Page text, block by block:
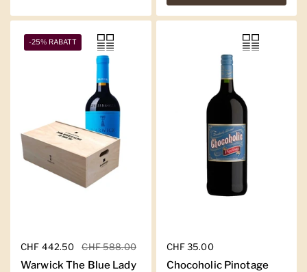
Regulärer Preis
CHF 442.50 Sale-Preis
CHF 588.00
Warwick The Blue Lady
-25% RABATT
Regulärer Preis
CHF 35.00
Chocoholic Pinotage